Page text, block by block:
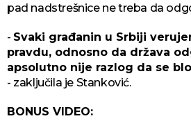
pad nadstrešnice ne treba da
- Svaki građanin u Srbiji
pravdu, odnosno da država
apsolutno nije razlog da se
- zaključila je Stanković.
BONUS VIDEO: